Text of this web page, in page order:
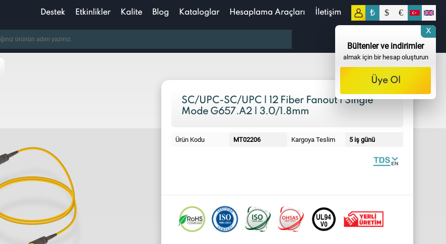
Destek Etkinlikler Kalite Blog Kataloglar Hesaplama Araçları İletişim ₺ $ €
TL
SC/UPC-SC/UPC | 12 Fiber Fanout | Single
Mode G657.A2 | 3.0/1.8mm
Ürün Kodu MT02206 Kargoya Teslim 5 iş günü
X
Bültenler ve indirimler
almak için bir hesap oluşturun
Üye Ol